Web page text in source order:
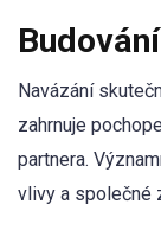
Navázání
zahrnuje
partnera.
vlivy a společné